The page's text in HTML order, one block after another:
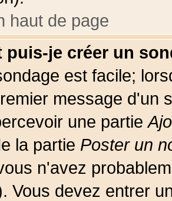
haut de page
puis-je créer un
est facile;
message d'un
une partie
la partie Poster un
n'avez
Vous devez entrer